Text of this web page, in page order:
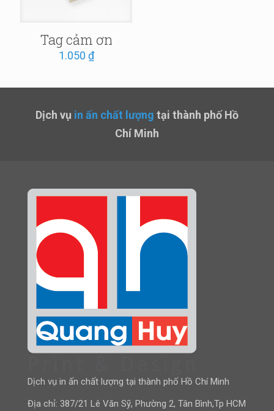
Tag cảm ơn
1.050 ₫
Dịch vụ in ấn chất lượng tại thành phố Hồ
Chí Minh
Dịch vụ in ấn chất lượng tại thành phố Hồ Chí Minh
Địa chỉ: 387/21 Lê Văn Sỹ, Phường 2, Tân Bình,Tp HCM